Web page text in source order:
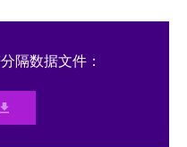
隔数据文件：